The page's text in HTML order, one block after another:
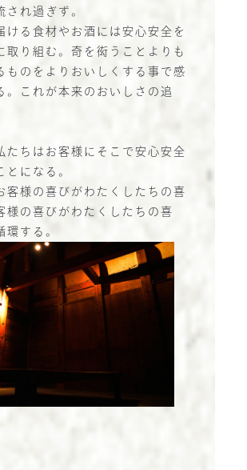
され過ぎず。
ける食材やお酒には安心安全を
取り組む。奇を衒うことよりも
ものをよりおいしくする事で感
。これが本来のおいしさの追
たちはお客様にそこで安心安全
とになる。
客様の喜びがわたくしたちの喜
様の喜びがわたくしたちの喜
環する。